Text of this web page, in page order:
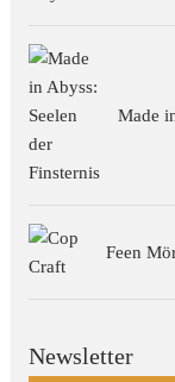
Made
Feen
Newsletter